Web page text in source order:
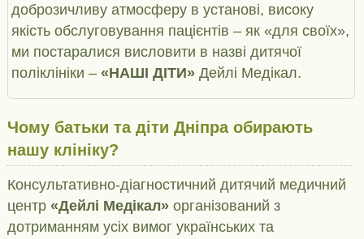
доброзичливу атмосферу в установі, високу
якість обслуговування пацієнтів – як «для своїх»,
ми постаралися висловити в назві дитячої
поліклініки –«НАШІ ДІТИ» Дейлі Медікал.
Чому батьки та діти Дніпра обирають
нашу клініку?
Консультативно-діагностичний дитячий медичний
центр «Дейлі Медікал»організований з
дотриманням усіх вимог українських та